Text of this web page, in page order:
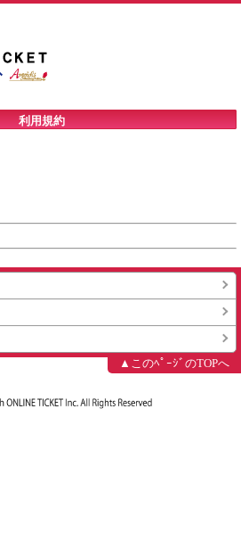
利用規約
▲このﾍﾟｰｼﾞのTOPへ